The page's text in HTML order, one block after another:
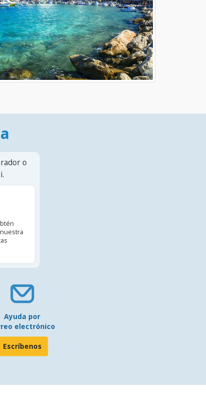
o
Ayuda por
electrónico
Escríbenos